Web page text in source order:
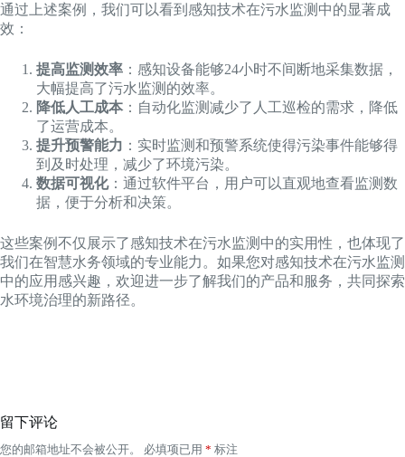
通过上述案例，我们可以看到感知技术在污水监测中的显著成
效：
提高监测效率 ：感知设备能够24小时不间断地采集数据，
大幅提高了污水监测的效率。
降低人工成本 ：自动化监测减少了人工巡检的需求，降低
了运营成本。
提升预警能力 ：实时监测和预警系统使得污染事件能够得
到及时处理，减少了环境污染。
数据可视化：通过软件平台，用户可以直观地查看监测数
据，便于分析和决策。
这些案例不仅展示了感知技术在污水监测中的实用性，也体现了
我们在智慧水务领域的专业能力。如果您对感知技术在污水监测
中的应用感兴趣，欢迎进一步了解我们的产品和服务，共同探索
水环境治理的新路径。
留下评论
您的邮箱地址不会被公开。 必填项已用 * 标注